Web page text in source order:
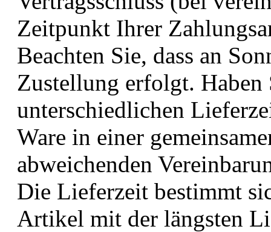
Zeitpunkt Ihrer
Beachten Sie, dass an
Zustellung erfolgt.
unterschiedlichen
Ware in einer
abweichenden
Die Lieferzeit bestimmt
Artikel mit der längsten